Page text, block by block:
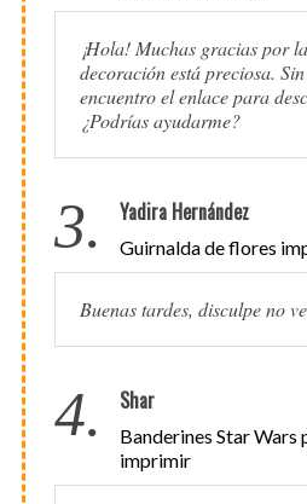
¡Hola! Muchas gracias por
decoración está preciosa.
encuentro el enlace para
¿Podrías ayudarme?
3. Yadira Hernández
Guirnalda de flores
Buenas tardes, disculpe no
4. Shar
Banderines Star Wars
imprimir